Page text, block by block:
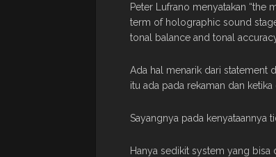
Peter Lufrano menyatakan
term of holographic sound
tonal balance and tonal
Ada hal menarik dari statement
itu ada pada rekaman dan
Sayangnya pada kenyataannya
Hanya sedikit system yang